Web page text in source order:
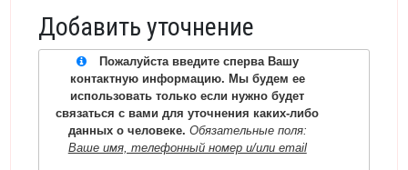
Добавить уточнение
Пожалуйста введите сперва Вашу
контактную информацию. Мы будем ее
использовать только если нужно будет
связаться с вами для уточнения каких-либо
данных о человеке. Обязательные поля:
Ваше имя, телефонный номер и/или email